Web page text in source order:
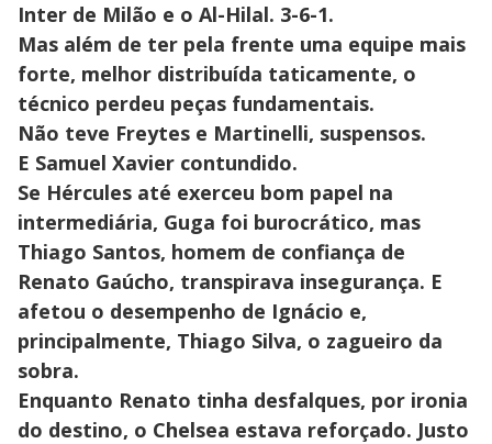
Inter de Milão e o Al-Hilal. 3-6-1.
Mas além de ter pela frente uma equipe mais
forte, melhor distribuída taticamente, o
técnico perdeu peças fundamentais.
Não teve Freytes e Martinelli, suspensos.
E Samuel Xavier contundido.
Se Hércules até exerceu bom papel na
intermediária, Guga foi burocrático, mas
Thiago Santos, homem de confiança de
Renato Gaúcho, transpirava insegurança. E
afetou o desempenho de Ignácio e,
principalmente, Thiago Silva, o zagueiro da
sobra.
Enquanto Renato tinha desfalques, por ironia
do destino, o Chelsea estava reforçado. Justo